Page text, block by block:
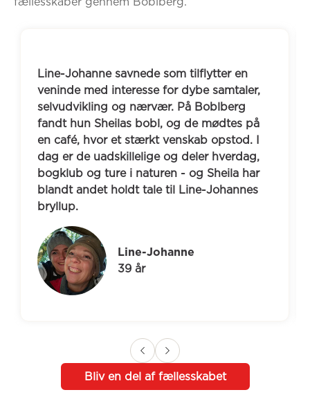
Kirsten og hendes mand savnede et
vennepar, efter flere af deres venner var
blevet syge eller mindre sociale. Gennem
Boblberg fandt de Karin og Jan, og de fik
hurtigt en god relation. I dag mødes de
fast en gang om måneden til kaffe,
samtaler og fælles oplevelser, og
venskabet har givet ny energi og glæde i
hverdagen.
Kirsten
73 år
Bliv en del af fællesskabet